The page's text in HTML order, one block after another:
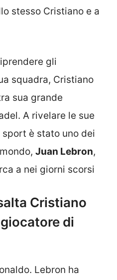
stesso Cristiano e a
gli
squadra, Cristiano
sua grande
A rivelare le sue
è stato uno dei
Juan Lebron,
a nei giorni scorsi
Cristiano
di
Lebron ha